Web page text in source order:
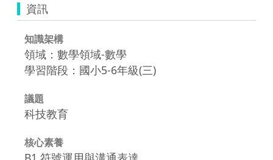
資訊
知識架構
領域：數學領域-數學
學習階段：國小5-6年級(三)
議題
科技教育
核心素養